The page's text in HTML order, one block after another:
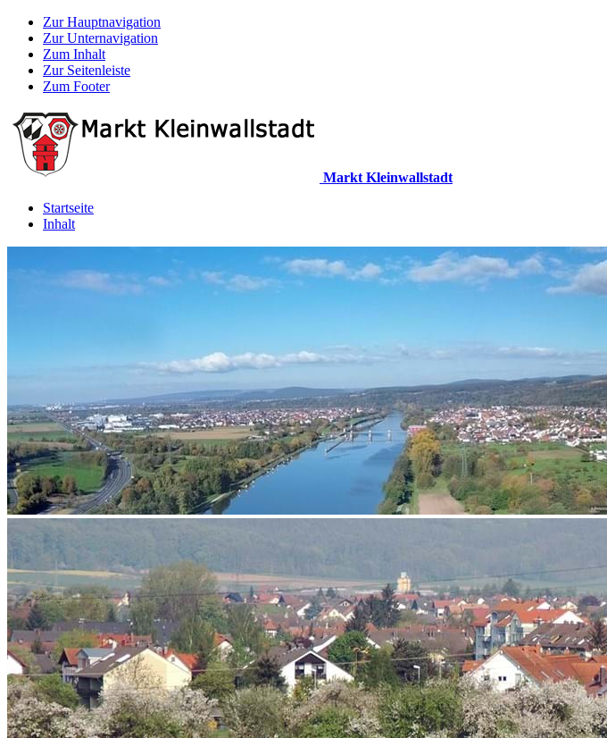
Zur Hauptnavigation
Zur Unternavigation
Zum Inhalt
Zur Seitenleiste
Zum Footer
Markt Kleinwallstadt
Startseite
Inhalt